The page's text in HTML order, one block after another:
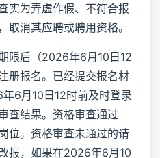
实为弄虚作假、不符合报
取消其应聘或聘用资格。
限后（2026年6月10日12
册报名。已经提交报名材
6月10日12时前及时登录
查结果。资格审查通过
位。资格审查未通过的请
报，如果在2026年6月10